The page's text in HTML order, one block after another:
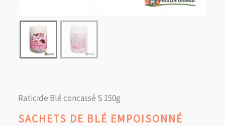
Raticide Blé concassé S 150g
SACHETS DE BLÉ EMPOISONNÉ